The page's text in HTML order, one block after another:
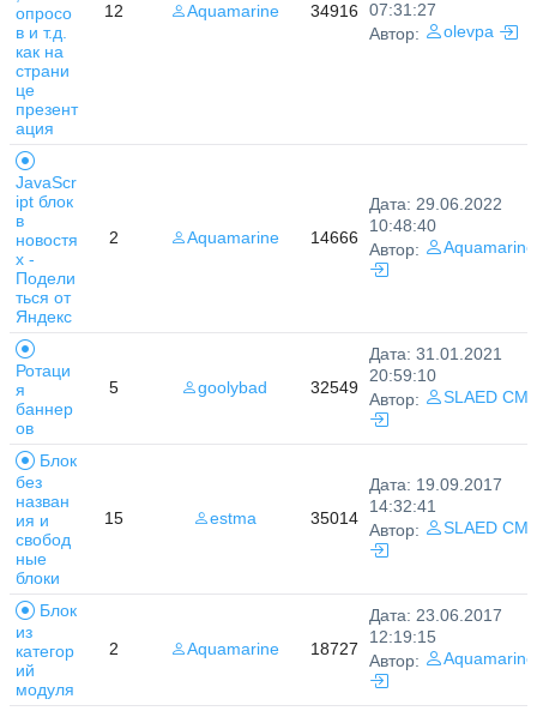
опросо
в и т.д.
как на
страни
це
презент
ация
12 Aquamarine 34916
07:31:27
Автор:
olevpa
JavaScr
ipt блок
в
новостя
х -
Подели
ться от
Яндекс
2 Aquamarine 14666
Дата: 29.06.2022
10:48:40
Автор:
Aquamarine
Ротаци
я
баннер
ов
5 goolybad 32549
Дата: 31.01.2021
20:59:10
Автор:
SLAED
Блок
без
назван
ия и
свобод
ные
блоки
15 estma 35014
Дата: 19.09.2017
14:32:41
Автор:
SLAED
Блок
из
категор
ий
модуля
2 Aquamarine 18727
Дата: 23.06.2017
12:19:15
Автор:
Aquamarine